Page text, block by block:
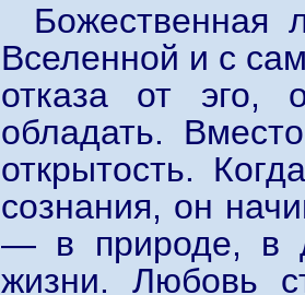
Божественная
Вселенной и с
отказа от эго,
обладать.
открытость.
сознания, он
— в природе, в
жизни. Любовь